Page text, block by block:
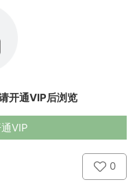
开通VIP后浏览
VIP
0